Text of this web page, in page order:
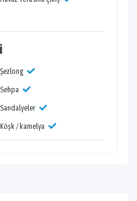
Şezlong
Sehpa
Sandalyeler
Köşk / kamelya